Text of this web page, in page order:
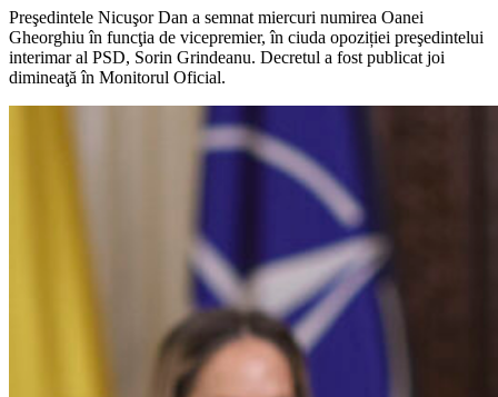
Preşedintele Nicuşor Dan a semnat miercuri numirea Oanei
Gheorghiu în funcţia de vicepremier, în ciuda opoziției preşedintelui
interimar al PSD, Sorin Grindeanu. Decretul a fost publicat joi
dimineaţă în Monitorul Oficial.